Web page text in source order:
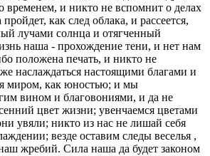
временем, и никто не вспомнит о делах
как след облака, и рассеется,
лучами солнца и отягченный
наша - прохождение тени, и нет нам
положена печать, и никто не
наслаждаться настоящими благами и
миром, как юностью; и мы
вином и благовониями, и да не
цвет жизни; увенчаемся цветами
увяли; никто из нас не лишай себя
везде оставим следы веселья ,
жребий. Сила наша да будет законом